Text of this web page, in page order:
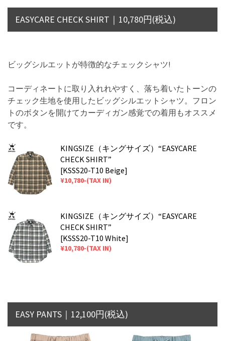
EASYCARE CHECK SHIRT｜10,780円(税込)
ビッグシルエットが特徴的なチェックシャツ!
コーディネートに取り入れれやすく、落ち着いたトーンの
チェック生地を使用したビッグシルエットシャツ。フロン
トのボタンを開けてカーディガン感覚での着用もオススメ
です。
KINGSIZE（キングサイズ）“EASYCARE
CHECK SHIRT”
[KSSS20-T10 Beige]
¥10,780-(TAX IN)
KINGSIZE（キングサイズ）“EASYCARE
CHECK SHIRT”
[KSSS20-T10 White]
¥10,780-(TAX IN)
EASY PANTS｜12,100円(税込)